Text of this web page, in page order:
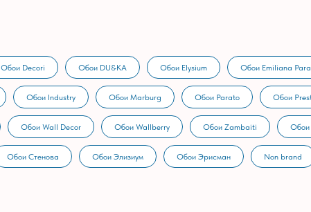
Обои Decori Обои DU&KA Обои Elysium Обои Emiliana
Обои Industry Обои Marburg Обои Parato Обои
Обои Wall Decor Обои Wallberry Обои Zambaiti Обои
Обои Стенова Обои Элизиум Обои Эрисман Non brand